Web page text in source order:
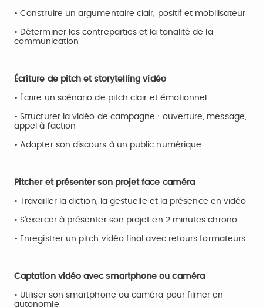
• Construire un argumentaire clair, positif et mobilisateur
• Déterminer les contreparties et la tonalité de la
communication
Écriture de pitch et storytelling vidéo
• Écrire un scénario de pitch clair et émotionnel
• Structurer la vidéo de campagne : ouverture, message,
appel à l’action
• Adapter son discours à un public numérique
Pitcher et présenter son projet face caméra
• Travailler la diction, la gestuelle et la présence en vidéo
• S’exercer à présenter son projet en 2 minutes chrono
• Enregistrer un pitch vidéo final avec retours formateurs
Captation vidéo avec smartphone ou caméra
• Utiliser son smartphone ou caméra pour filmer en
autonomie